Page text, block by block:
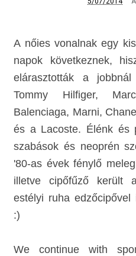
A nőies vonalnak egy
napok következnek,
elárasztották a
Tommy Hilfiger,
Balenciaga, Marni,
és a Lacoste. Élénk és
szabások és neoprén
'80-as évek fénylő
illetve cipőfűző került
estélyi ruha
:)
We continue with